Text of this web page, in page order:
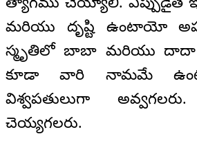
మరియు దృష్టి ఉంటాయో
స్మృతిలో బాబా మరియు దాదా
కూడా వారి నామమే
విశ్వపతులుగా
చెయ్యగలరు.